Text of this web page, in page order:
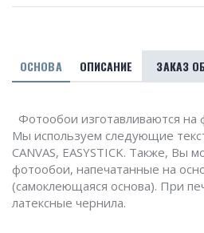
ОСНОВА ОПИСАНИЕ ЗАКАЗ
Фотообои изготавливаются на
Мы используем следующие
CANVAS, EASYSTICK. Также, Вы
фотообои, напечатанные на
(самоклеющаяся основа). При
латексные чернила.